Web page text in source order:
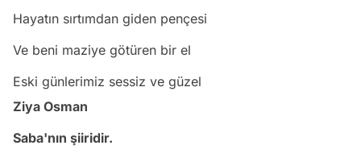
Hayatın sırtımdan giden pençesi
Ve beni maziye götüren bir el
Eski günlerimiz sessiz ve güzel
Ziya Osman
Saba'nın şiiridir.